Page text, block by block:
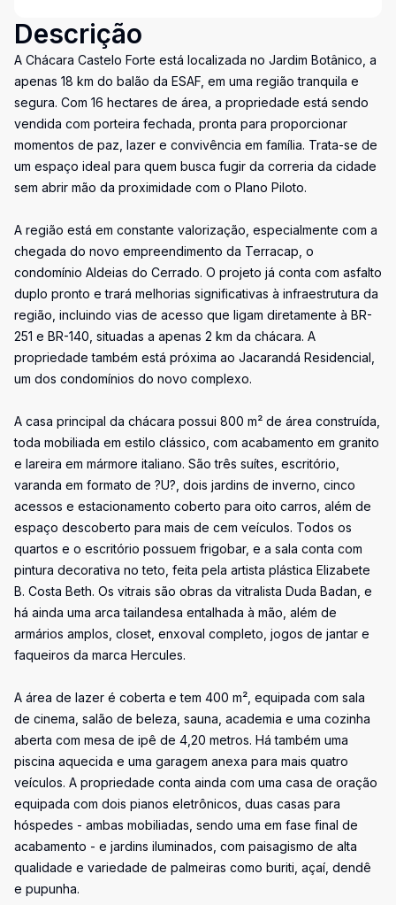
Descrição
A Chácara Castelo Forte está localizada no Jardim Botânico, a
apenas 18 km do balão da ESAF, em uma região tranquila e
segura. Com 16 hectares de área, a propriedade está sendo
vendida com porteira fechada, pronta para proporcionar
momentos de paz, lazer e convivência em família. Trata-se de
um espaço ideal para quem busca fugir da correria da cidade
sem abrir mão da proximidade com o Plano Piloto.
A região está em constante valorização, especialmente com a
chegada do novo empreendimento da Terracap, o
condomínio Aldeias do Cerrado. O projeto já conta com asfalto
duplo pronto e trará melhorias significativas à infraestrutura da
região, incluindo vias de acesso que ligam diretamente à BR-
251 e BR-140, situadas a apenas 2 km da chácara. A
propriedade também está próxima ao Jacarandá Residencial,
um dos condomínios do novo complexo.
A casa principal da chácara possui 800 m² de área construída,
toda mobiliada em estilo clássico, com acabamento em granito
e lareira em mármore italiano. São três suítes, escritório,
varanda em formato de ?U?, dois jardins de inverno, cinco
acessos e estacionamento coberto para oito carros, além de
espaço descoberto para mais de cem veículos. Todos os
quartos e o escritório possuem frigobar, e a sala conta com
pintura decorativa no teto, feita pela artista plástica Elizabete
B. Costa Beth. Os vitrais são obras da vitralista Duda Badan, e
há ainda uma arca tailandesa entalhada à mão, além de
armários amplos, closet, enxoval completo, jogos de jantar e
faqueiros da marca Hercules.
A área de lazer é coberta e tem 400 m², equipada com sala
de cinema, salão de beleza, sauna, academia e uma cozinha
aberta com mesa de ipê de 4,20 metros. Há também uma
piscina aquecida e uma garagem anexa para mais quatro
veículos. A propriedade conta ainda com uma casa de oração
equipada com dois pianos eletrônicos, duas casas para
hóspedes - ambas mobiliadas, sendo uma em fase final de
acabamento - e jardins iluminados, com paisagismo de alta
qualidade e variedade de palmeiras como buriti, açaí, dendê
e pupunha.